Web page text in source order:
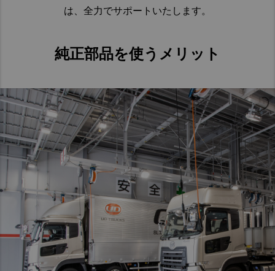
New Zealand
Vietnam
Singapore
Thailand
India
Africa and Middle East
MEENA
South Africa
Kenya
Egypt
Americas
Latin America
は、全力でサポートいたします。
純正部品を使うメリット